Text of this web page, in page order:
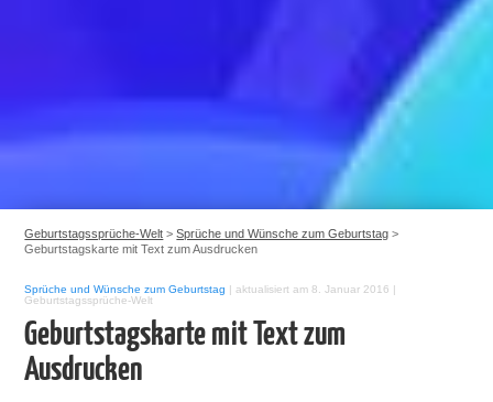
Geburtstagssprüche-Welt >Sprüche und Wünsche zum Geburtstag >
Geburtstagskarte mit Text zum Ausdrucken
Sprüche und Wünsche zum Geburtstag aktualisiert am 8. Januar 2016
Geburtstagssprüche-Welt
Geburtstagskarte mit Text zum
Ausdrucken